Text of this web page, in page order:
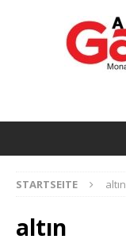
STARTSEITE altın
altın